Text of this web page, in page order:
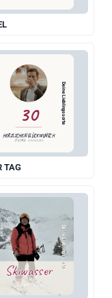
30
HERZLICHEN GLÜCKWUNSCH
STEFAN · 21.05.2025
Deine Lieblingssorte
TAG
Deine Lieblingssorte
Skiwasser
Sölden 2027